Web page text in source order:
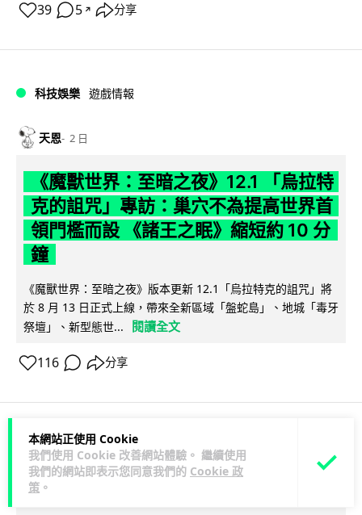
本網站正使用 Cookie
我們使用 Cookie 改善網站體驗。 繼續使用
我們的網站即表示您同意我們的 Cookie 政
策 。
39 5 ↗ 分享
科技娛樂 遊戲情報
天恩 2 日
《魔獸世界：至暗之夜》12.1 「烏拉特
克的詛咒」專訪：巢穴不為提高世界首
領門檻而設 《諸王之眠》縮短約 10 分
鐘
《魔獸世界：至暗之夜》版本更新 12.1「烏拉特克的詛咒」將
於 8 月 13 日正式上線，帶來全新區域「盤蛇島」、地城「毒牙
祭壇」、新型態世...
閱讀全文
116 分享
科技娛樂 遊戲情報
Lawton